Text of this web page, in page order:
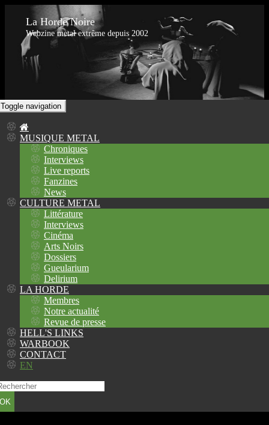
La Horde Noire
Webzine metal extrême depuis 2002
Toggle navigation
MUSIQUE METAL
Chroniques
Interviews
Live reports
Fanzines
News
CULTURE METAL
Littérature
Interviews
Cinéma
Arts Noirs
Dossiers
Gueularium
Delirium
LA HORDE
Membres
Notre actualité
Revue de presse
HELL'S LINKS
WARBOOK
CONTACT
EN
OK